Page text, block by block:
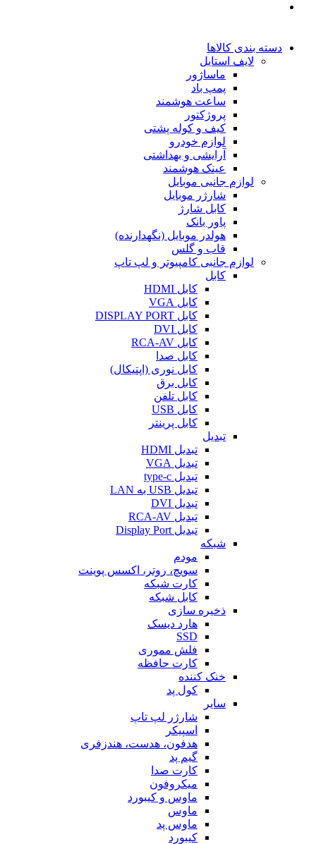
دسته بندی کالاها
لایف استایل
ماساژور
پمپ باد
ساعت هوشمند
پروژکتور
کیف و کوله پشتی
لوازم خودرو
آرایشی و بهداشتی
عینک هوشمند
لوازم جانبی موبایل
شارژر موبایل
کابل شارژ
پاور بانک
هولدر موبایل (نگهدارنده)
قاب و گلس
لوازم جانبی کامپیوتر و لپ تاپ
کابل
کابل HDMI
کابل VGA
کابل DISPLAY PORT
کابل DVI
کابل RCA-AV
کابل صدا
کابل نوری (اپتیکال)
کابل برق
کابل تلفن
کابل USB
کابل پرینتر
تبدیل
تبدیل HDMI
تبدیل VGA
تبدیل type-c
تبدیل USB به LAN
تبدیل DVI
تبدیل RCA-AV
تبدیل Display Port
شبکه
مودم
سویچ، روتر، اکسس پوینت
کارت شبکه
کابل شبکه
ذخیره سازی
هارد دیسک
SSD
فلش مموری
کارت حافظه
خنک کننده
کول پد
سایر
شارژر لپ تاپ
اسپیکر
هدفون، هدست، هندزفری
گیم پد
کارت صدا
میکروفون
ماوس و کیبورد
ماوس
ماوس پد
کیبورد